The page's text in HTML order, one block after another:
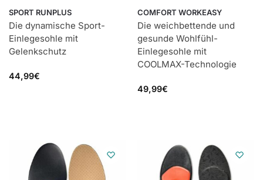
SPORT RUNPLUS
Die dynamische Sport-
Einlegesohle mit
Gelenkschutz
44,99€
COMFORT WORKEASY
Die weichbettende und
gesunde Wohlfühl-
Einlegesohle mit
COOLMAX-Technologie
49,99€